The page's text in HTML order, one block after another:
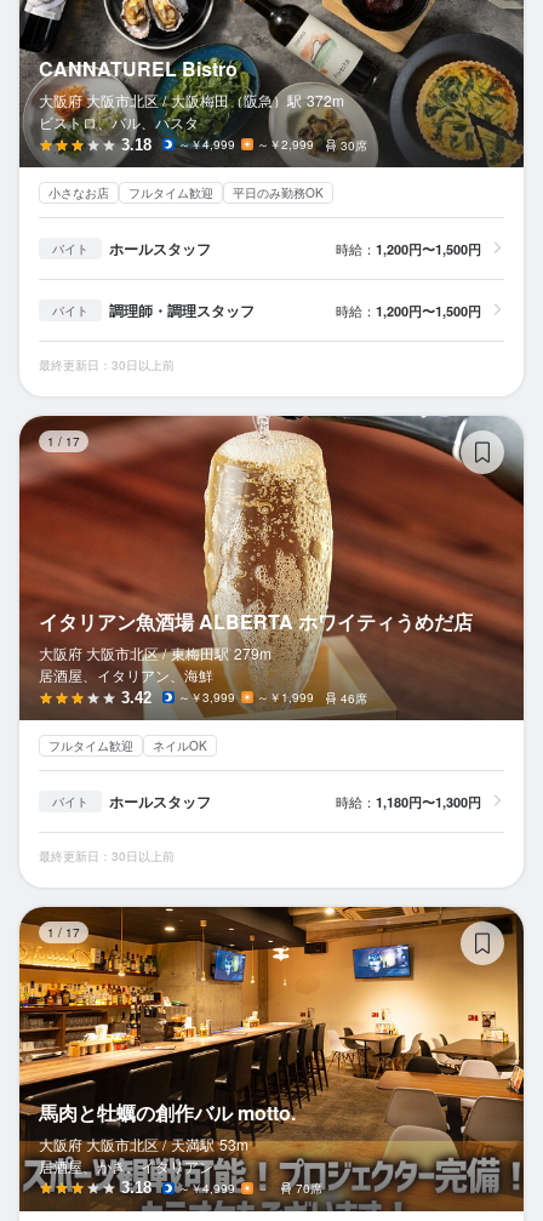
CANNATUREL Bistro
大阪府 大阪市北区 / 大阪梅田（阪急） 駅 372m
ビストロ、バル、パスタ
3.18 ～￥4,999 ～￥2,999 30席
小さなお店 フルタイム歓迎 平日のみ勤務OK
バイト ホールスタッフ 時給： 1,200円〜1,500円
バイト 調理師・調理スタッフ 時給： 1,200円〜1,500円
最終更新日：30日以上前
1 / 17
イタリアン魚酒場 ALBERTA ホワイティうめだ店
大阪府 大阪市北区 / 東梅田駅 279m
居酒屋、イタリアン、海鮮
3.42 ～￥3,999 ～￥1,999 46席
フルタイム歓迎 ネイルOK
バイト ホールスタッフ 時給： 1,180円〜1,300円
最終更新日：30日以上前
1 / 17
馬肉と牡蠣の創作バル motto.
大阪府 大阪市北区 / 天満駅 53m
居酒屋、かき、イタリアン
3.18 ～￥4,999 － 70席